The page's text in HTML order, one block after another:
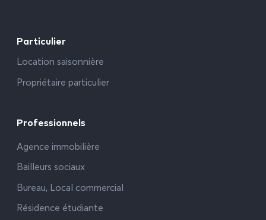
Particulier
Location saisonnière
Propriétaire particulier
Professionnels
Agence immobilière
Bailleurs sociaux
Bureau, Local commercial
Résidence étudiante